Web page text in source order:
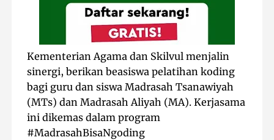
Kementerian Agama dan Skilvul menjalin
sinergi, berikan beasiswa pelatihan koding
bagi guru dan siswa Madrasah Tsanawiyah
(MTs) dan Madrasah Aliyah (MA). Kerjasama
ini dikemas dalam program
#MadrasahBisaNgoding